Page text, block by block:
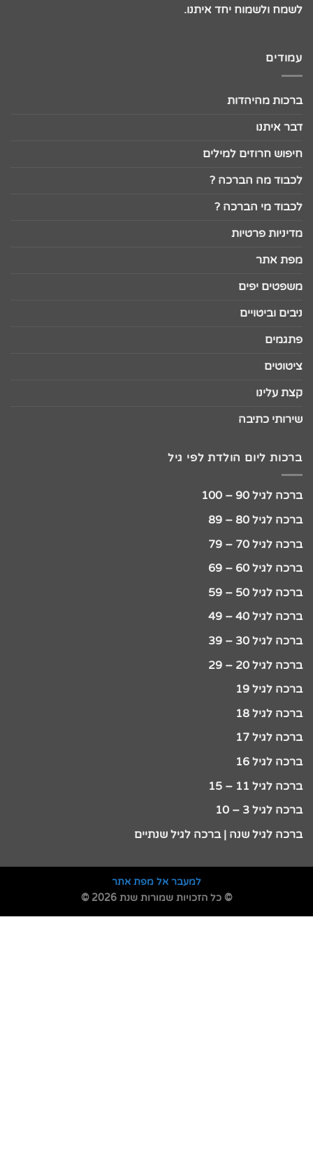
לשמח ולשמוח יחד איתנו.
עמודים
ברכות מהיהדות
דבר איתנו
חיפוש חרוזים למילים
לכבוד מה הברכה ?
לכבוד מי הברכה ?
מדיניות פרטיות
מפת אתר
משפטים יפים
ניבים וביטויים
פתגמים
ציטוטים
קצת עלינו
שירותי כתיבה
ברכות ליום הולדת לפי גיל
ברכה לגיל 90 – 100
ברכה לגיל 80 – 89
ברכה לגיל 70 – 79
ברכה לגיל 60 – 69
ברכה לגיל 50 – 59
ברכה לגיל 40 – 49
ברכה לגיל 30 – 39
ברכה לגיל 20 – 29
ברכה לגיל 19
ברכה לגיל 18
ברכה לגיל 17
ברכה לגיל 16
ברכה לגיל 11 – 15
ברכה לגיל 3 – 10
ברכה לגיל שנה | ברכה לגיל שנתיים
למעבר אל מפת אתר
© כל הזכויות שמורות שנת 2026 ©